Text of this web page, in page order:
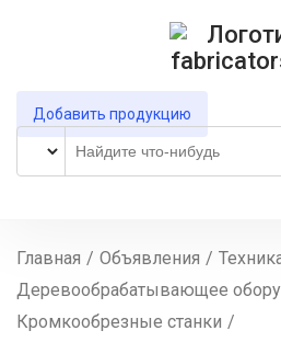
Добавить продукцию
Главная / Объявления /
Деревообрабатывающее
Кромкообрезные станки /